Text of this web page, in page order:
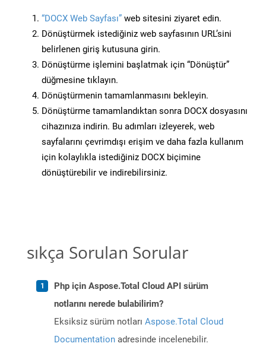
“DOCX Web Sayfası” web sitesini ziyaret edin.
Dönüştürmek istediğiniz web sayfasının URL’sini
belirlenen giriş kutusuna girin.
Dönüştürme işlemini başlatmak için “Dönüştür”
düğmesine tıklayın.
Dönüştürmenin tamamlanmasını bekleyin.
Dönüştürme tamamlandıktan sonra DOCX dosyasını
cihazınıza indirin. Bu adımları izleyerek, web
sayfalarını çevrimdışı erişim ve daha fazla kullanım
için kolaylıkla istediğiniz DOCX biçimine
dönüştürebilir ve indirebilirsiniz.
sıkça Sorulan Sorular
Php için Aspose.Total Cloud API sürüm
notlarını nerede bulabilirim?
Eksiksiz sürüm notları Aspose.Total Cloud
Documentation adresinde incelenebilir.